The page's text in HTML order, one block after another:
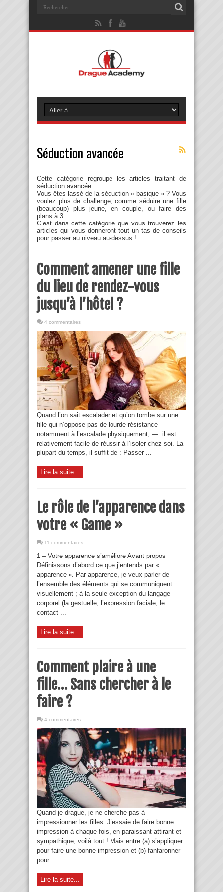
Séduction avancée
Cette catégorie regroupe les articles traitant de
séduction avancée.
Vous êtes lassé de la séduction « basique » ? Vous
voulez plus de challenge, comme séduire une fille
(beaucoup) plus jeune, en couple, ou faire des
plans à 3…
C’est dans cette catégorie que vous trouverez les
articles qui vous donneront tout un tas de conseils
pour passer au niveau au-dessus !
Comment amener une fille
du lieu de rendez-vous
jusqu’à l’hôtel ?
4 commentaires
Quand l’on sait escalader et qu’on tombe sur une
fille qui n’oppose pas de lourde résistance —
notamment à l’escalade physiquement, — il est
relativement facile de réussir à l’isoler chez soi. La
plupart du temps, il suffit de : Passer ...
Lire la suite...
Le rôle de l’apparence dans
votre « Game »
11 commentaires
1 – Votre apparence s’améliore Avant propos
Définissons d’abord ce que j’entends par «
apparence ». Par apparence, je veux parler de
l’ensemble des éléments qui se communiquent
visuellement ; à la seule exception du langage
corporel (la gestuelle, l’expression faciale, le
contact ...
Lire la suite...
Comment plaire à une
fille… Sans chercher à le
faire ?
4 commentaires
Quand je drague, je ne cherche pas à
impressionner les filles. J’essaie de faire bonne
impression à chaque fois, en paraissant attirant et
sympathique, voilà tout ! Mais entre (a) s’appliquer
pour faire une bonne impression et (b) fanfaronner
pour ...
Lire la suite...